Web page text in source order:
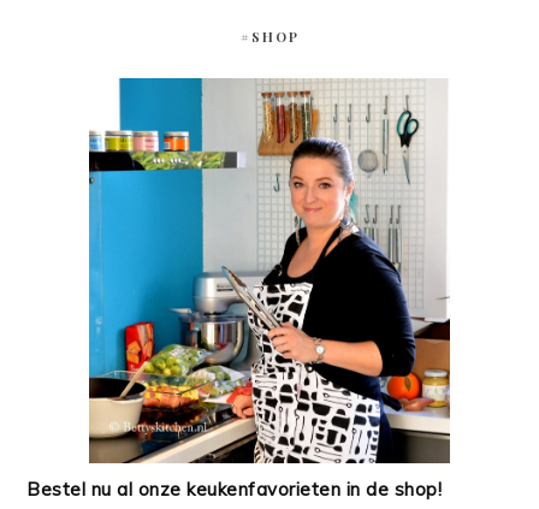
#SHOP
Bestel nu al onze keukenfavorieten in de shop!